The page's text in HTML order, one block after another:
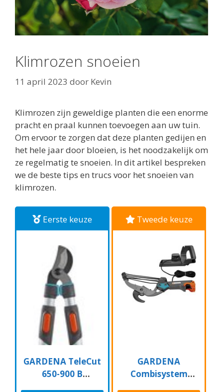
Klimrozen snoeien
11 april 2023 door Kevin
Klimrozen zijn geweldige planten die een enorme
pracht en praal kunnen toevoegen aan uw tuin.
Om ervoor te zorgen dat deze planten gedijen en
het hele jaar door bloeien, is het noodzakelijk om
ze regelmatig te snoeien. In dit artikel bespreken
we de beste tips en trucs voor het snoeien van
klimrozen.
Eerste keuze
GARDENA TeleCut
650-900 B
Tweede keuze
GARDENA
Combisystem